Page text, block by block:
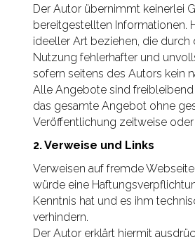
Der Autor übernimmt keinerlei
bereitgestellten Informationen.
ideeller Art beziehen, die
Nutzung fehlerhafter und
sofern seitens des Autors kein
Alle Angebote sind freibleibend
das gesamte Angebot ohne
Veröffentlichung zeitweise
2. Verweise und Links
Verweisen auf fremde
würde eine
Kenntnis hat und es ihm
verhindern.
Der Autor erklärt hiermit